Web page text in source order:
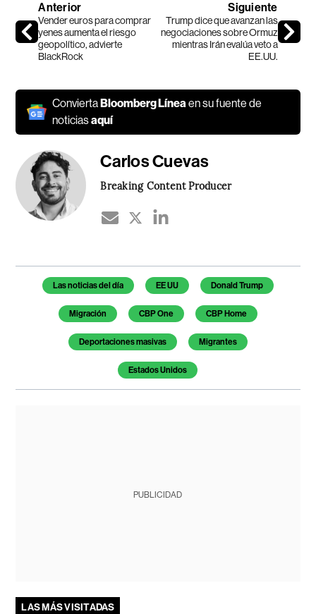
Anterior
Vender euros para comprar
yenes aumenta el riesgo
geopolítico, advierte
BlackRock
Siguiente
Trump dice que avanzan las
negociaciones sobre Ormuz
mientras Irán evalúa veto a
EE.UU.
ConviertaBloomberg Líneaen su fuente de
noticiasaquí
Carlos Cuevas
Breaking Content Producer
Temas de este artículo
Las noticias del día EE UU Donald Trump
Migración CBP One CBP Home
Deportaciones masivas Migrantes
Estados Unidos
PUBLICIDAD
LAS MÁS VISITADAS